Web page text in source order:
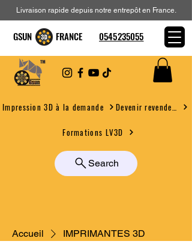
Impression 3D à la demande
Formations LV3D
Search
Livraison rapide depuis notre entrepôt en France.
GSUN FRANCE 0545235055
Accueil IMPRIMANTES 3D